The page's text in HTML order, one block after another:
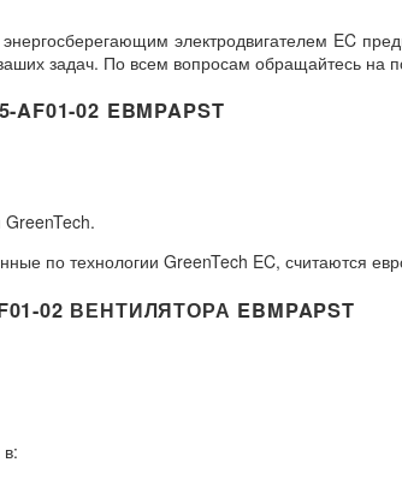
электродвигателем EC
задач. По всем вопросам обращайтесь на
02 EBMPAPST
по технологии GreenTech EC, считаются
02 ВЕНТИЛЯТОРА EBMPAPST